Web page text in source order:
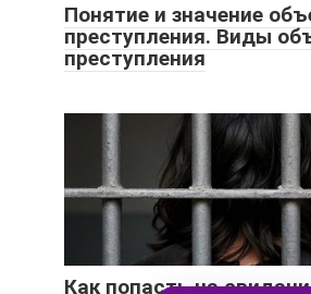
Понятие и значение
преступления. Виды
преступления
Как попасть на